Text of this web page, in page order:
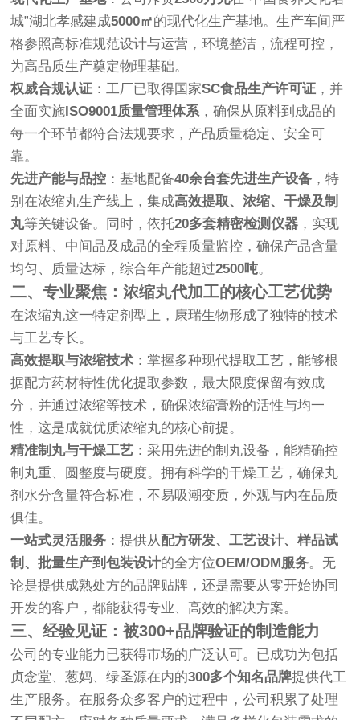
城”湖北孝感建成5000㎡的现代化生产基地。生产车间严
格参照高标准规范设计与运营，环境整洁，流程可控，
为高品质生产奠定物理基础。
权威合规认证 ：工厂已取得国家SC食品生产许可证 ，并
全面实施 ISO9001质量管理体系，确保从原料到成品的
每一个环节都符合法规要求，产品质量稳定、安全可
靠。
先进产能与品控 ：基地配备40余台套先进生产设备 ，特
别在浓缩丸生产线上，集成高效提取、浓缩、干燥及制
丸等关键设备。同时，依托20多套精密检测仪器 ，实现
对原料、中间品及成品的全程质量监控，确保产品含量
均匀、质量达标，综合年产能超过2500吨。
二、专业聚焦：浓缩丸代加工的核心工艺优势
在浓缩丸这一特定剂型上，康瑞生物形成了独特的技术
与工艺专长。
高效提取与浓缩技术 ：掌握多种现代提取工艺，能够根
据配方药材特性优化提取参数，最大限度保留有效成
分，并通过浓缩等技术，确保浓缩膏粉的活性与均一
性，这是成就优质浓缩丸的核心前提。
精准制丸与干燥工艺 ：采用先进的制丸设备，能精确控
制丸重、圆整度与硬度。拥有科学的干燥工艺，确保丸
剂水分含量符合标准，不易吸潮变质，外观与内在品质
俱佳。
一站式灵活服务 ：提供从配方研发、工艺设计、样品试
制、批量生产到包装设计的全方位OEM/ODM服务。无
论是提供成熟处方的品牌贴牌，还是需要从零开始协同
开发的客户，都能获得专业、高效的解决方案。
三、经验见证：被300+品牌验证的制造能力
公司的专业能力已获得市场的广泛认可。已成功为包括
贞念堂、葱妈、绿圣源在内的300多个知名品牌提供代工
生产服务。在服务众多客户的过程中，公司积累了处理